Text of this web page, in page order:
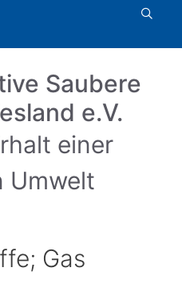
Saubere
e.V.
einer
Umwelt
Gas